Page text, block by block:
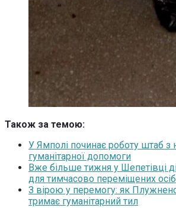
Також за темою:
У Ямполі починає роботу штаб з
гуманітарної допомоги
Вже більше тижня у Шепетівці
для тимчасово переміщених осіб
З вірою у перемогу: як
тримає гуманітарний тил